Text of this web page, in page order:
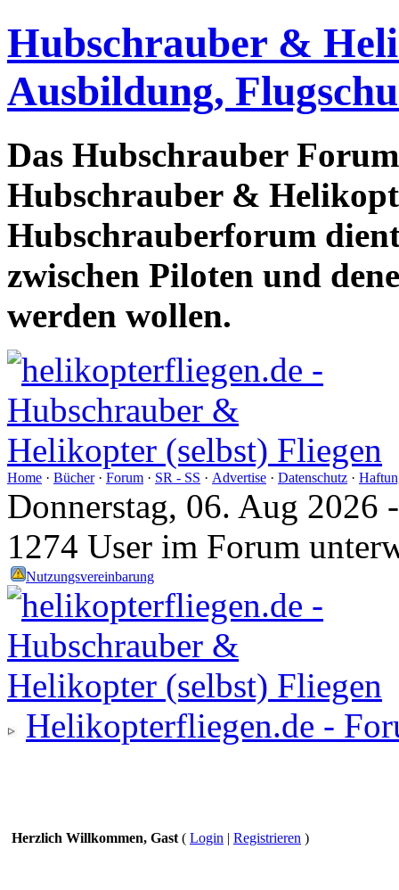
Hubschrauber &
Ausbildung,
Das Hubschrauber
Hubschrauber &
Hubschrauberforum
zwischen Piloten und
werden wollen.
Home · Bücher· Forum · SR - SS · Advertise · Datenschutz ·
Donnerstag, 06. Aug 2026
1274 User im Forum
Nutzungsvereinbarung
Helikopterfliegen.de -
Herzlich Willkommen, Gast ( Login | Registrieren )